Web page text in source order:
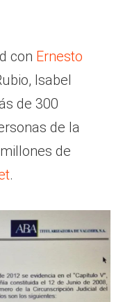
con Ernesto
Isabel
de 300
de la
de
.